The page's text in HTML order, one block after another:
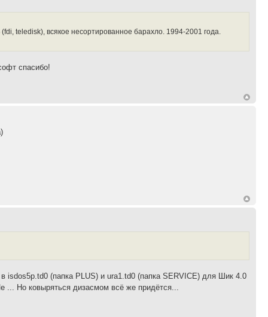
teledisk), всякое несортированное барахло. 1994-2001 года.
спасибо!
isdos5p.td0 (папка PLUS) и ura1.td0 (папка SERVICE) для Шик 4.0
... Но ковыряться дизасмом всё же придётся...